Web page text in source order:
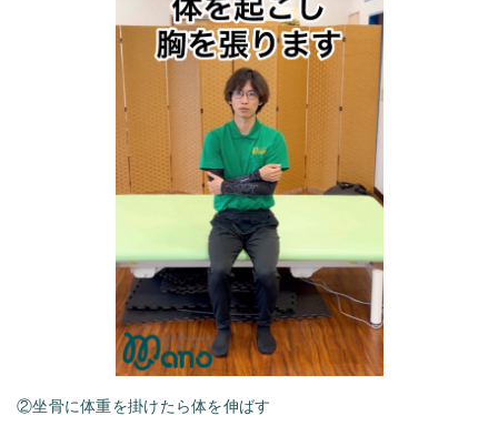
②坐骨に体重を掛けたら体を伸ばす